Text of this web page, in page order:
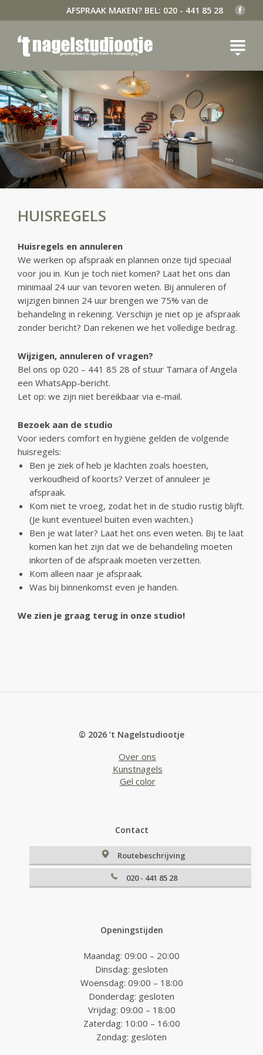
AFSPRAAK MAKEN? BEL: 020 - 441 85 28
HUISREGELS
Huisregels en annuleren
We werken op afspraak en plannen onze tijd speciaal
voor jou in. Kun je toch niet komen? Laat het ons dan
minimaal 24 uur van tevoren weten. Bij annuleren of
wijzigen binnen 24 uur brengen we 75% van de
behandeling in rekening. Verschijn je niet op je afspraak
zonder bericht? Dan rekenen we het volledige bedrag.
Wijzigen, annuleren of vragen?
Bel ons op 020 – 441 85 28 of stuur Tamara of Angela
een WhatsApp-bericht.
Let op: we zijn niet bereikbaar via e-mail.
Bezoek aan de studio
Voor ieders comfort en hygiëne gelden de volgende
huisregels:
Ben je ziek of heb je klachten zoals hoesten,
verkoudheid of koorts? Verzet of annuleer je
afspraak.
Kom niet te vroeg, zodat het in de studio rustig blijft.
(Je kunt eventueel buiten even wachten.)
Ben je wat later? Laat het ons even weten. Bij te laat
komen kan het zijn dat we de behandeling moeten
inkorten of de afspraak moeten verzetten.
Kom alleen naar je afspraak.
Was bij binnenkomst even je handen.
We zien je graag terug in onze studio!
© 2026 ’t Nagelstudiootje
Over ons
Kunstnagels
Gel color
Contact
Routebeschrijving
020 - 441 85 28
Openingstijden
Maandag: 09:00 – 20:00
Dinsdag: gesloten
Woensdag: 09:00 – 18:00
Donderdag: gesloten
Vrijdag: 09:00 – 18:00
Zaterdag: 10:00 – 16:00
Zondag: gesloten